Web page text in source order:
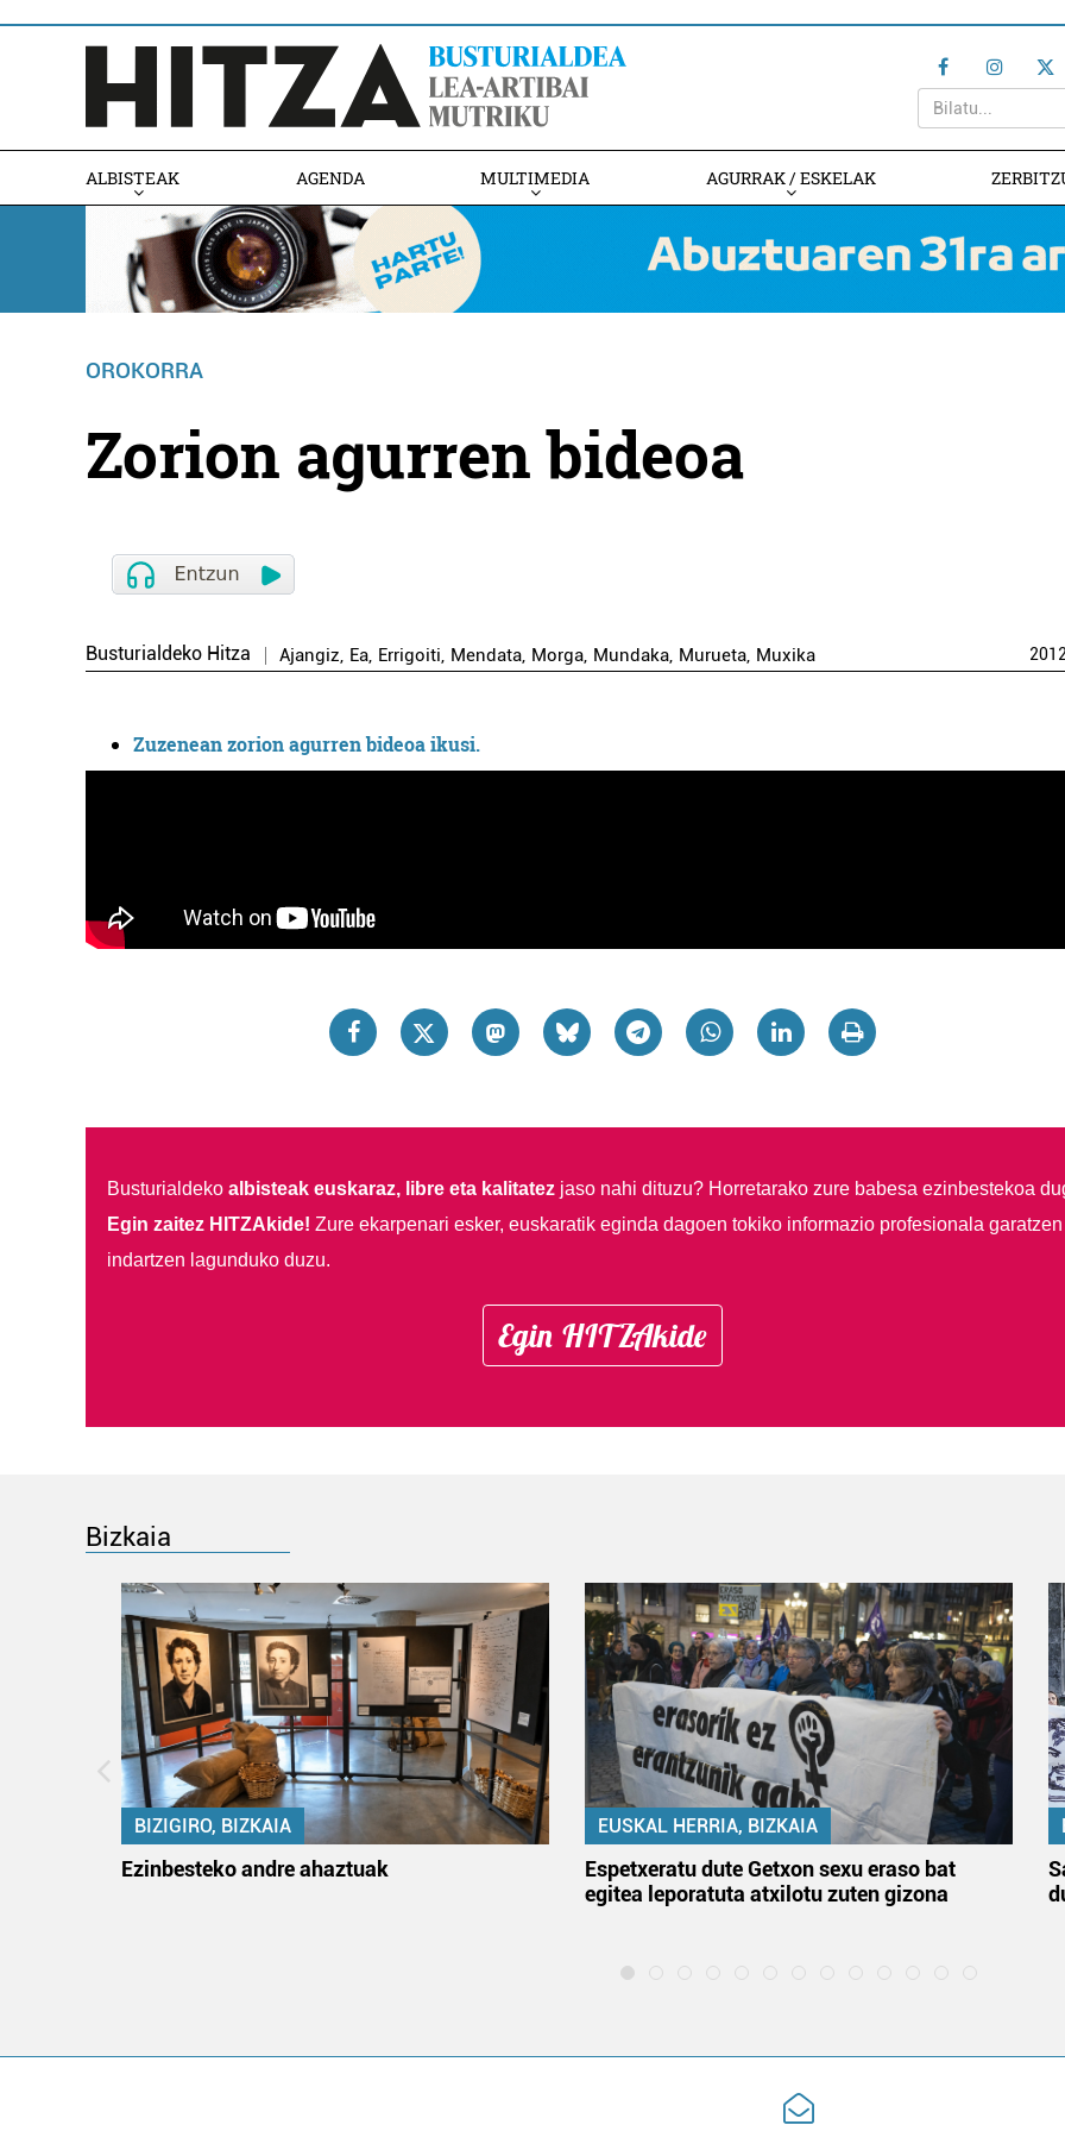
ALBISTEAK AGENDA MULTIMEDIA AGURRAK / ESKELAK
OROKORRA
Zorion agurren bideoa
Busturialdeko Hitza Ajangiz, Ea, Errigoiti, Mendata, Morga, Mundaka, Murueta, Muxika 2012
Zuzenean zorion agurren bideoa ikusi.
Busturialdeko albisteak euskaraz, libre eta kalitatezjaso nahi dituzu? Horretarako zure babesa ezinbestekoa
Egin zaitez HITZAkide! Zure ekarpenari esker, euskaratik eginda dagoen tokiko informazio profesionala garatzen
indartzen lagunduko duzu.
Egin HITZAkide
Bizkaia
BIZIGIRO, BIZKAIA
Ezinbesteko andre ahaztuak
EUSKAL HERRIA, BIZKAIA
Espetxeratu dute Getxon sexu eraso bat
egitea leporatuta atxilotu zuten gizona